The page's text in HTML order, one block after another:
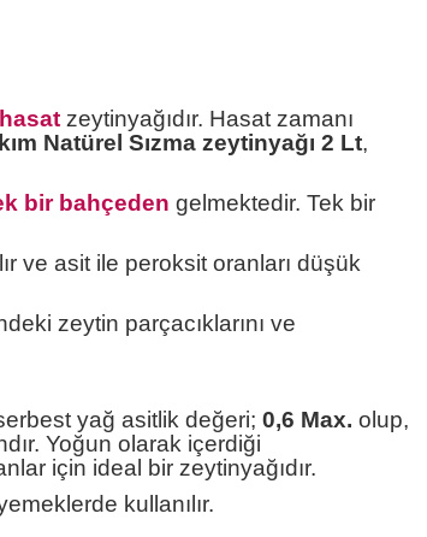
zeytinyağıdır. Hasat zamanı
Natürel Sızma zeytinyağı 2 Lt,
bir bahçeden gelmektedir. Tek bir
ve asit ile peroksit oranları düşük
zeytin parçacıklarını ve
yağ asitlik değeri; 0,6 Max. olup,
Yoğun olarak içerdiği
için ideal bir zeytinyağıdır.
kullanılır.